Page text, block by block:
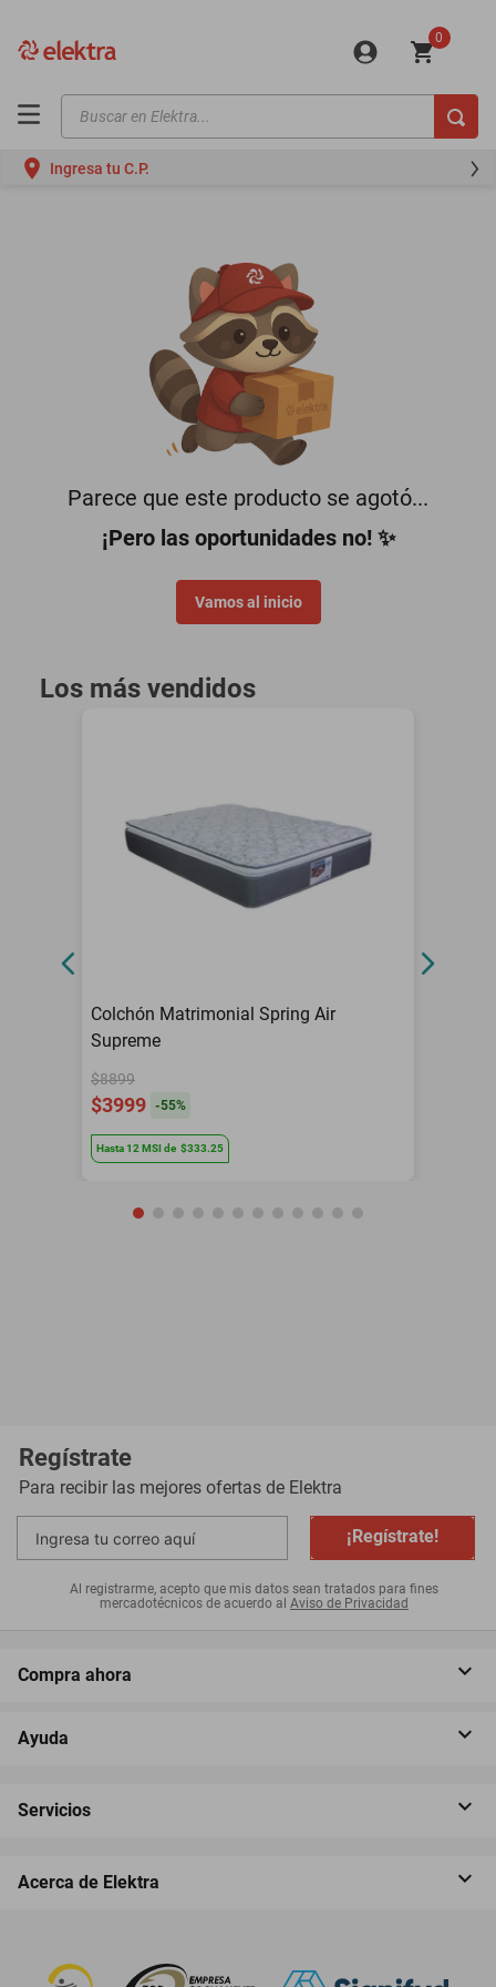
0
Buscar en Elektra...
Ingresa tu C.P.
Parece que este producto se agotó...
¡Pero las oportunidades no! ✨
Vamos al inicio
Los más vendidos
Colchón Matrimonial Spring Air
Supreme
$8899
$3999 -55%
Hasta12 MSIde $333.25
Regístrate
Para recibir las mejores ofertas de Elektra
¡Regístrate!
Al registrarme, acepto que mis datos sean tratados para fines
mercadotécnicos de acuerdo al Aviso de Privacidad
Compra ahora
Ayuda
Servicios
Acerca de Elektra
motos
oppo
motoneta